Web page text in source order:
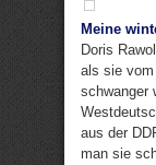
Meine
Doris
als sie vom
schwanger
aus der
man sie